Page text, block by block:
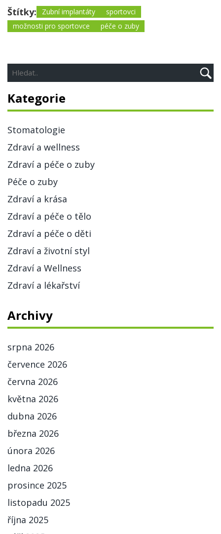
Štítky: Zubní implantáty
sportovci
možnosti pro sportovce
péče o zuby
Kategorie
Stomatologie
Zdraví a wellness
Zdraví a péče o zuby
Péče o zuby
Zdraví a krása
Zdraví a péče o tělo
Zdraví a péče o děti
Zdraví a životní styl
Zdraví a Wellness
Zdraví a lékařství
Archivy
srpna 2026
července 2026
června 2026
května 2026
dubna 2026
března 2026
února 2026
ledna 2026
prosince 2025
listopadu 2025
října 2025